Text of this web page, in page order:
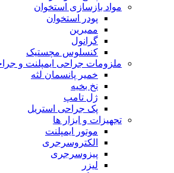
مواد بازسازی استخوان
پودر استخوان
ممبرین
گرانول
کنسلوس مچستیک
ملزومات جراحی ایمپلنت و
خمیر پانسمان لثه
نخ بخیه
ژل تامپ
پک جراحی استریل
تجهیزات و ابزار ها
موتور ایمپلنت
الکتروسرجری
پیزوسرجری
لیزر